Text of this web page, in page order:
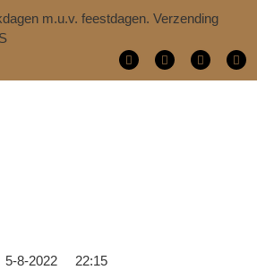
m.u.v. feestdagen. Verzending
5-8-2022 22:15